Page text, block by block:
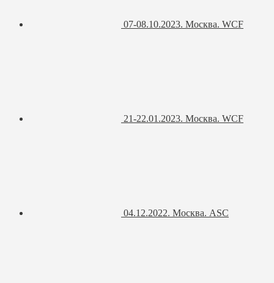
07-08.10.2023. Москва. WCF
21-22.01.2023. Москва. WCF
04.12.2022. Москва. ASC